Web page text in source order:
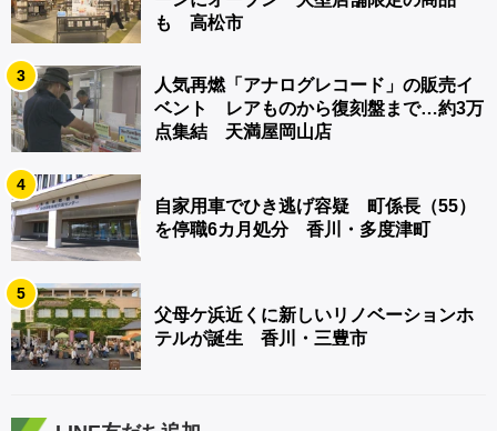
も 高松市
3
人気再燃「アナログレコード」の販売イ
ベント レアものから復刻盤まで…約3万
点集結 天満屋岡山店
4
自家用車でひき逃げ容疑 町係長（55）
を停職6カ月処分 香川・多度津町
5
父母ケ浜近くに新しいリノベーションホ
テルが誕生 香川・三豊市